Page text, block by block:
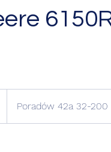
Poradów 42a 32-200